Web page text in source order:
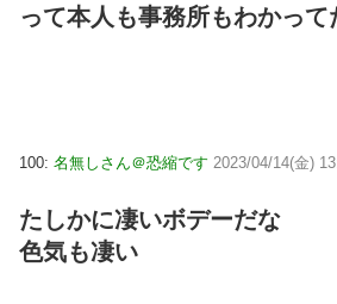
って本人も事務所もわかって
100: 名無しさん＠恐縮です 2023/04/14(金)
たしかに凄いボデーだな
色気も凄い